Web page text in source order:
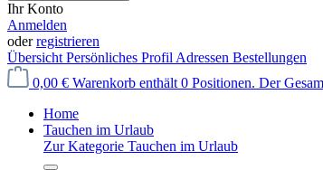
Ihr Konto
Anmelden
oderregistrieren
Übersicht Persönliches Profil Adressen Bestellungen
0,00 € Warenkorb enthält 0 Positionen. Der
Home
Tauchen im Urlaub
Zur Kategorie Tauchen im Urlaub